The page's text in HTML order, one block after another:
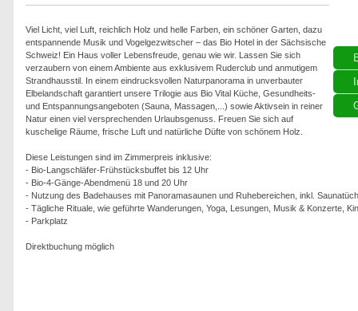
Viel Licht, viel Luft, reichlich Holz und helle Farben, ein schöner Garten, dazu
entspannende Musik und Vogelgezwitscher – das Bio Hotel in der Sächsische
Schweiz! Ein Haus voller Lebensfreude, genau wie wir. Lassen Sie sich
verzaubern von einem Ambiente aus exklusivem Ruderclub und anmutigem
Strandhausstil. In einem eindrucksvollen Naturpanorama in unverbauter
Elbelandschaft garantiert unsere Trilogie aus Bio Vital Küche, Gesundheits-
und Entspannungsangeboten (Sauna, Massagen,...) sowie Aktivsein in reiner
Natur einen viel versprechenden Urlaubsgenuss. Freuen Sie sich auf
kuschelige Räume, frische Luft und natürliche Düfte von schönem Holz.
Diese Leistungen sind im Zimmerpreis inklusive:
- Bio-Langschläfer-Frühstücksbuffet bis 12 Uhr
- Bio-4-Gänge-Abendmenü 18 und 20 Uhr
- Nutzung des Badehauses mit Panoramasaunen und Ruhebereichen, inkl.
- Tägliche Rituale, wie geführte Wanderungen, Yoga, Lesungen, Musik & Konzerte,
- Parkplatz
Direktbuchung möglich